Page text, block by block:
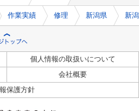
作業実績 修理 新潟県 新
個人情報の取扱いについて
会社概要
保護方針